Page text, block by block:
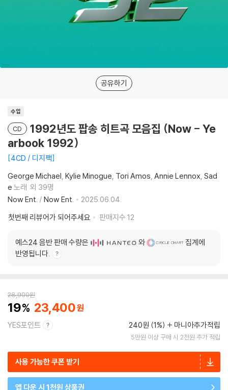
공유하기
수입
CD
1992년도 팝송 히트곡 모음집 (Now - Ye
arbook 1992)
4CD / 디지팩
George Michael Kylie Minogue Tori Amos Annie Lennox Sad
e 노래 외 39명
Now Ent. / Now Ent.
2025.06.04.
첫번째 리뷰어가 되어주세요
판매지수 12
예스24 음반 판매 수량은 와
집계에
반영됩니다.
28,900원
19 23,400
YES포인트 240원 (1%) 마니아추가적립
5만원 이상 구매 시 2천원 추가 적립
사용 가능한 쿠폰 받기
앱 다운 시 1천원 상품권